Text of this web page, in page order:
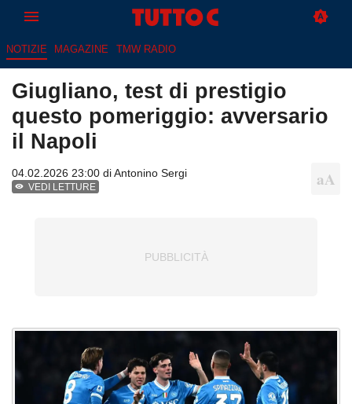
NOTIZIE MAGAZINE TMW RADIO
Giugliano, test di prestigio
questo pomeriggio: avversario
il Napoli
04.02.2026 23:00 diAntonino Sergi
VEDI LETTURE